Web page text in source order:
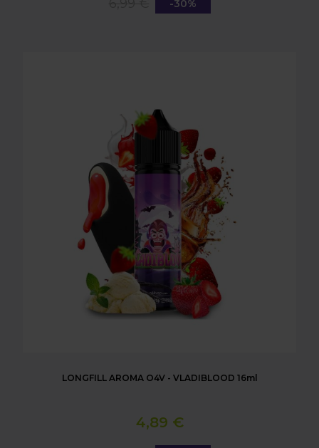
-30%
LONGFILL AROMA O4V - VLADIBLOOD 16ml
4,89 €